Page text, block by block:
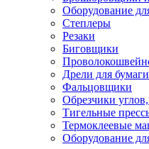
Оборудование
Степлеры
Резаки
Биговщики
Дрели для бумаги
Фальцовщики
Обрезчики
Тигельные
Термоклеевые
Оборудование